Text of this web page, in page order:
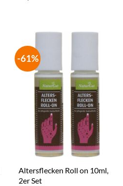
-61%
Altersflecken Roll on 10ml,
2er Set